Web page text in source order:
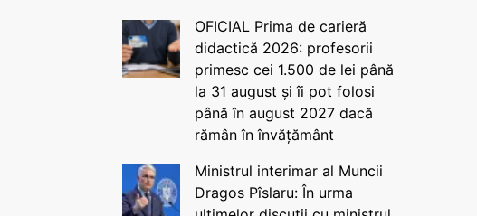
OFICIAL Prima de carieră
didactică 2026: profesorii
primesc cei 1.500 de lei până
la 31 august și îi pot folosi
până în august 2027 dacă
rămân în învățământ
Ministrul interimar al Muncii
Dragos Pîslaru: În urma